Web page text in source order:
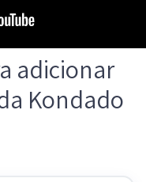
adicionar
Kondado